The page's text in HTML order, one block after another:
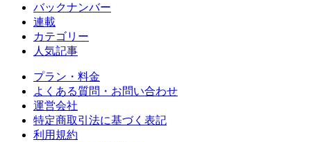
バックナンバー
連載
カテゴリー
人気記事
プラン・料金
よくある質問・お問い合わせ
運営会社
特定商取引法に基づく表記
利用規約